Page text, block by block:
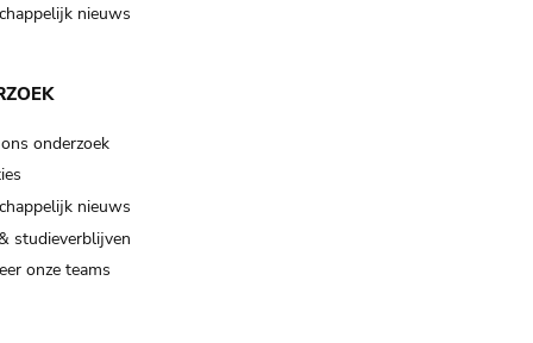
nieuws
onderzoek
nieuws
studieverblijven
onze teams